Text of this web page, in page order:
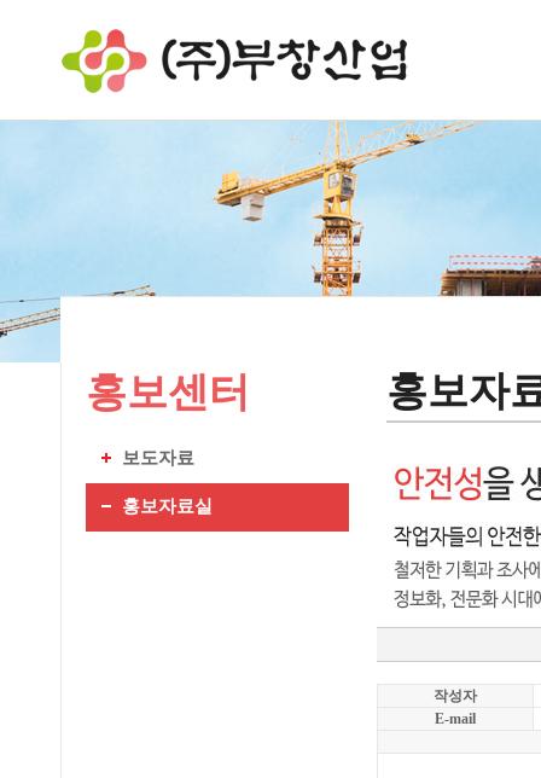
홍보센터
보도자료
홍보자료실
홍보자
작성자
E-mail